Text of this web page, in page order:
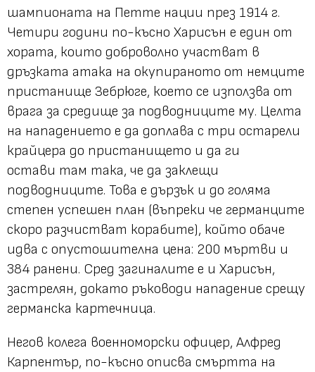
шампионата на Петте нации през 1914 г.
Четири години по-късно Харисън е един от
хората, които доброволно участват в
дръзката атака на окупираното от немците
пристанище Зебрюге, което се използва от
врага за средище за подводниците му. Целта
на нападението е да доплава с три остарели
крайцера до пристанището и да ги
остави там така, че да заклещи
подводниците. Това е дързък и до голяма
степен успешен план (въпреки че германците
скоро разчистват корабите), който обаче
идва с опустошителна цена: 200 мъртви и
384 ранени. Сред загиналите е и Харисън,
застрелян, докато ръководи нападение срещу
германска картечница.
Негов колега военноморски офицер, Алфред
Карпентър, по-късно описва смъртта на